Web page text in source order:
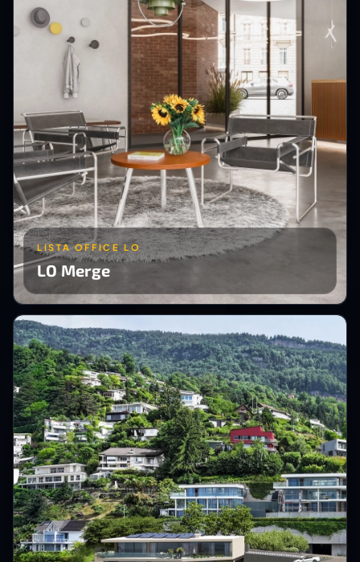
LISTA OFFICE LO
LO Merge